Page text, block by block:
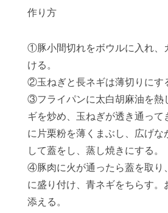
作り方
①豚小間切れをボウルに入れ、
ける。
②玉ねぎと長ネギは薄切りにす
③フライパンに太白胡麻油を熱
ギを炒め、玉ねぎが透き通っ
に片栗粉を薄くまぶし、広げな
して蓋をし、蒸し焼きにする。
④豚肉に火が通ったら蓋を取り
に盛り付け、青ネギをちらす。
添える。